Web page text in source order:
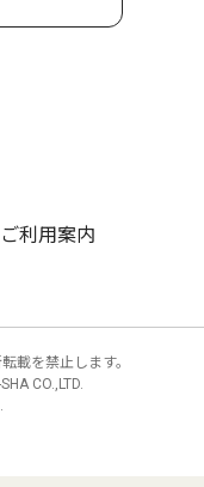
利用案内
載を禁止します。
CO.,LTD.